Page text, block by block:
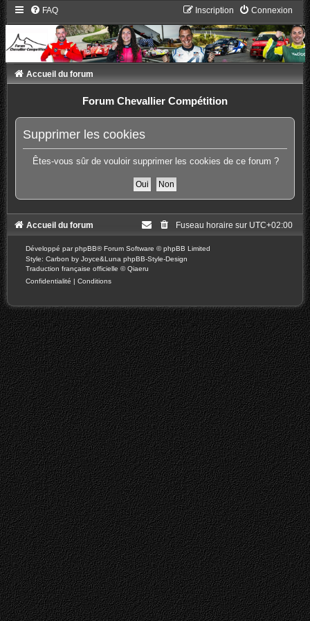
FAQ Connexion
Inscription
Accueil du forum
Forum Chevallier Compétition
Supprimer les cookies
Êtes-vous sûr de vouloir supprimer les cookies de ce forum ?
Accueil du forum Fuseau horaire sur UTC+02:00
Développé parphpBB® Forum Software © phpBB Limited
Style: Carbon by Joyce&Luna phpBB-Style-Design
Traduction française officielle ©Qiaeru
Confidentialité | Conditions